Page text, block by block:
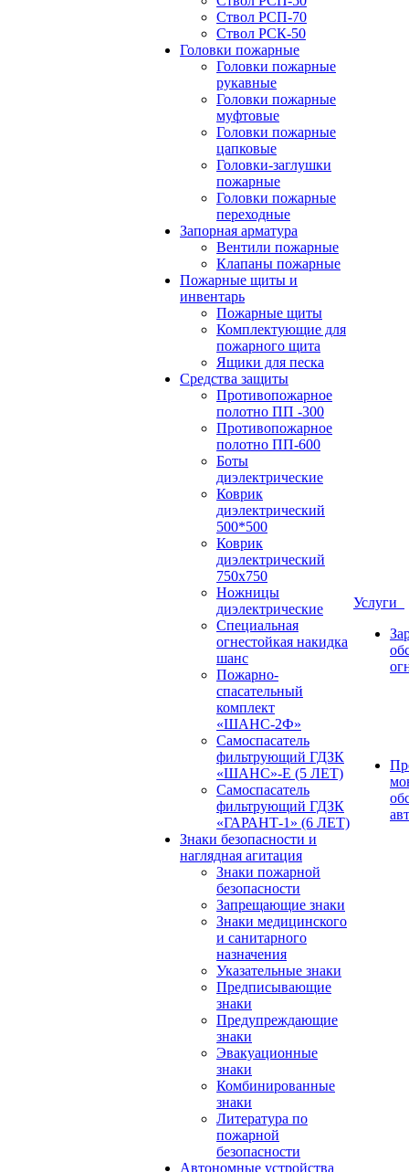
Ствол РСП-70
Ствол РСК-50
Головки пожарные
Головки пожарные
рукавные
Головки пожарные
муфтовые
Головки пожарные
цапковые
Головки-заглушки
пожарные
Головки пожарные
переходные
Запорная арматура
Вентили пожарные
Клапаны пожарные
Пожарные щиты и
инвентарь
Пожарные щиты
Комплектующие для
пожарного щита
Ящики для песка
Средства защиты
Противопожарное
полотно ПП -300
Противопожарное
полотно ПП-600
Боты
диэлектрические
Коврик
диэлектрический
500*500
Коврик
диэлектрический
750х750
Ножницы
диэлектрические
Специальная
огнестойкая накидка
шанс
Пожарно-
спасательный
комплект
«ШАНС-2Ф»
Самоспасатель
фильтрующий ГДЗК
«ШАНС»-Е (5 ЛЕТ)
Самоспасатель
фильтрующий ГДЗК
«ГАРАНТ-1» (6 ЛЕТ)
Знаки безопасности и
наглядная агитация
Знаки пожарной
безопасности
Запрещающие знаки
Знаки медицинского
и санитарного
назначения
Указательные знаки
Предписывающие
знаки
Предупреждающие
знаки
Эвакуационные
знаки
Комбинированные
знаки
Литература по
пожарной
безопасности
Автономные устройства
Услуги